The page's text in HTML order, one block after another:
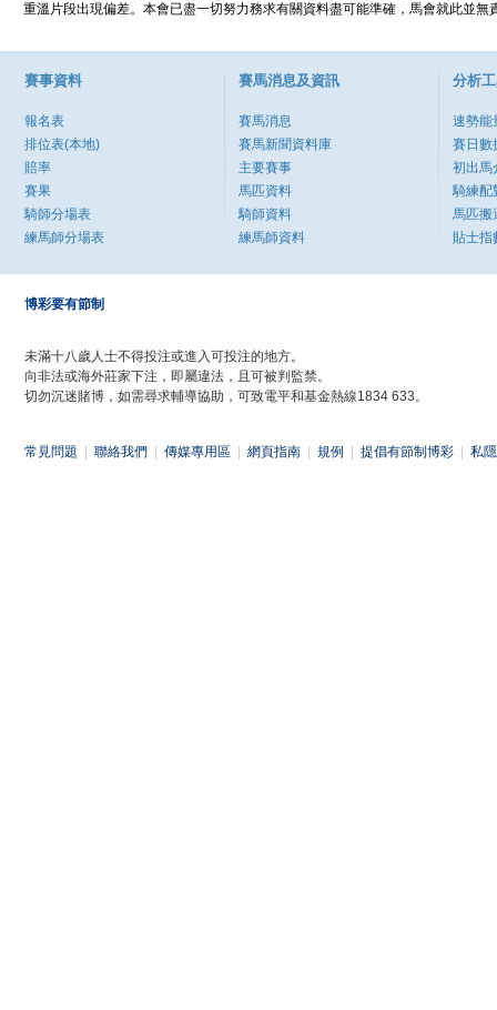
重溫片段出現偏差。本會已盡一切努力務求有關資料盡可能準確，馬會就此並
賽事資料
報名表
排位表(本地)
賠率
賽果
騎師分場表
練馬師分場表
賽馬消息及資訊
賽馬消息
賽馬新聞資料庫
主要賽事
馬匹資料
騎師資料
練馬師資料
分析
速勢能
賽日數
初出馬
騎練配
馬匹搬
貼士指
博彩要有節制
未滿十八歲人士不得投注或進入可投注的地方。
向非法或海外莊家下注，即屬違法，且可被判監禁。
切勿沉迷賭博，如需尋求輔導協助，可致電平和基金熱線1834 633。
常見問題 聯絡我們 傳媒專用區 網頁指南 規例 提倡有節制博彩 私